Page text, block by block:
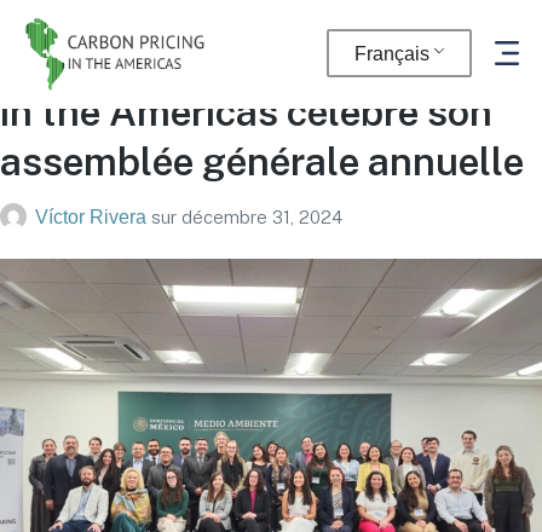
Français
La plateforme Carbon Pricing
in the Americas célèbre son
assemblée générale annuelle
Víctor Rivera sur décembre 31, 2024